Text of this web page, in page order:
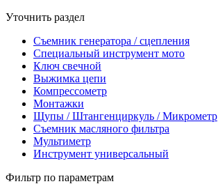
Уточнить раздел
Съемник генератора / сцепления
Специальный инструмент мото
Ключ свечной
Выжимка цепи
Компрессометр
Монтажки
Щупы / Штангенциркуль / Микрометр
Съемник масляного фильтра
Мультиметр
Инструмент универсальный
Фильтр по параметрам